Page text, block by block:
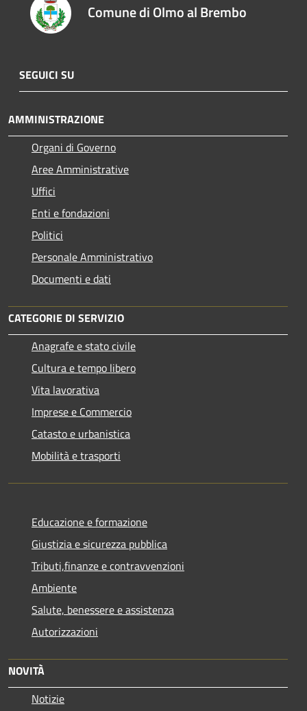
Comune di Olmo al Brembo
SEGUICI SU
AMMINISTRAZIONE
Organi di Governo
Aree Amministrative
Uffici
Enti e fondazioni
Politici
Personale Amministrativo
Documenti e dati
CATEGORIE DI SERVIZIO
Anagrafe e stato civile
Cultura e tempo libero
Vita lavorativa
Imprese e Commercio
Catasto e urbanistica
Mobilità e trasporti
Educazione e formazione
Giustizia e sicurezza pubblica
Tributi,finanze e contravvenzioni
Ambiente
Salute, benessere e assistenza
Autorizzazioni
NOVITÀ
Notizie